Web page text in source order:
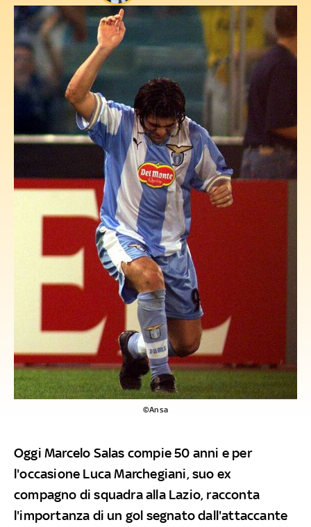
©Ansa
Oggi Marcelo Salas compie 50 anni e per
l'occasione Luca Marchegiani, suo ex
compagno di squadra alla Lazio, racconta
l'importanza di un gol segnato dall'attaccante